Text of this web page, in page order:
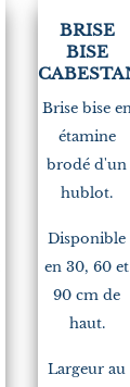
BRISE
BISE
Brise bise
étamine
brodé d'un
hublot.
Disponible
en 30, 60 et
90 cm de
haut.
Largeur au